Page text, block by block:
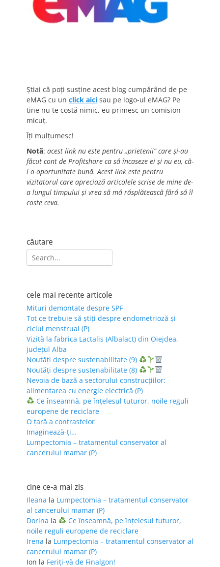
Știai că poți susține acest blog cumpărând de pe
eMAG cu un click aici sau pe logo-ul eMAG? Pe
tine nu te costă nimic, eu primesc un comision
micuț.
Îți mulțumesc!
Notă: acest link nu este pentru „prietenii” care și-au
făcut cont de Profitshare ca să încaseze ei și nu eu, că-
i o oportunitate bună. Acest link este pentru
vizitatorul care apreciază articolele scrise de mine de-
a lungul timpului și vrea să mă răsplătească fără să îl
coste ceva.
căutare
Search
for:
cele mai recente articole
Mituri demontate despre SPF
Tot ce trebuie să știți despre endometrioză și
ciclul menstrual (P)
Vizită la fabrica Lactalis (Albalact) din Oiejdea,
județul Alba
Noutăți despre sustenabilitate (9)
Noutăți despre sustenabilitate (8)
Nevoia de bază a sectorului construcțiilor:
alimentarea cu energie electrică (P)
Ce înseamnă, pe înțelesul tuturor, noile reguli
europene de reciclare
O țară a contrastelor
Imaginează-ți…
Lumpectomia – tratamentul conservator al
cancerului mamar (P)
cine ce-a mai zis
Ileana la Lumpectomia – tratamentul conservator
al cancerului mamar (P)
Dorina la
Ce înseamnă, pe înțelesul tuturor,
noile reguli europene de reciclare
Irena la Lumpectomia – tratamentul conservator al
cancerului mamar (P)
Ion la Feriţi-vă de Finalgon!